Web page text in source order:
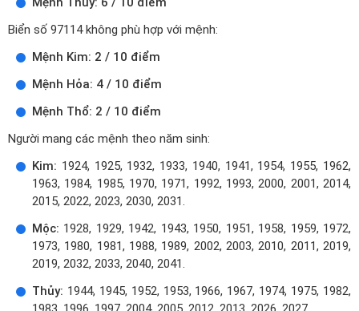
Biển số 97114 không phù hợp với mệnh:
Mệnh Kim: 2 / 10 điểm
Mệnh Hỏa: 4 / 10 điểm
Mệnh Thổ: 2 / 10 điểm
Người mang các mệnh theo năm sinh:
Kim: 1924, 1925, 1932, 1933, 1940, 1941, 1954, 1955, 1962,
1963, 1984, 1985, 1970, 1971, 1992, 1993, 2000, 2001, 2014,
2015, 2022, 2023, 2030, 2031.
Mộc: 1928, 1929, 1942, 1943, 1950, 1951, 1958, 1959, 1972,
1973, 1980, 1981, 1988, 1989, 2002, 2003, 2010, 2011, 2019,
2019, 2032, 2033, 2040, 2041.
Thủy: 1944, 1945, 1952, 1953, 1966, 1967, 1974, 1975, 1982,